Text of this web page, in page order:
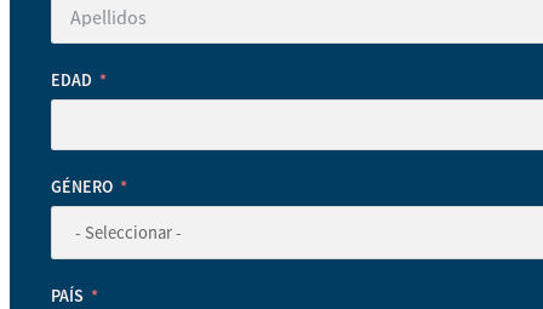
EDAD
GÉNERO
PAÍS